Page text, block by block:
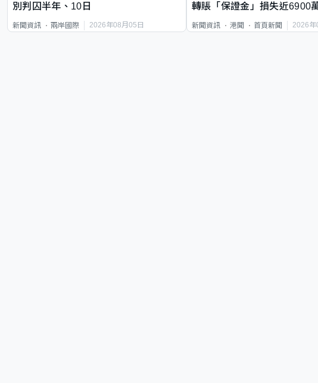
別判囚半年、10日
新聞資訊 兩岸國際 2026年08月05日
轉賬「保證金」損失近6900
新聞資訊 港聞 首頁新聞 2026年